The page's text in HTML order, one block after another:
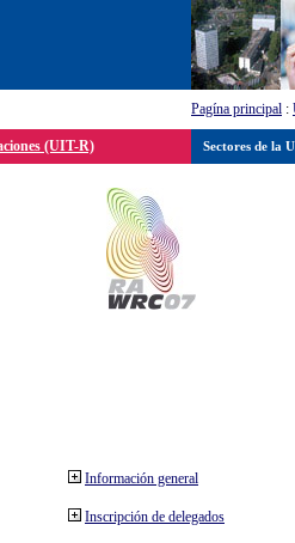
Pagína principal :
(UIT-R)
Información general
Inscripción de delegados
Sectores de la